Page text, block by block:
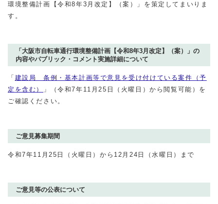
環境整備計画【令和8年3月改定】（案）」を策定してまいりま
す。
「大阪市自転車通行環境整備計画【令和8年3月改定】（案）」の
内容やパブリック・コメント実施詳細について
「 建設局 条例・基本計画等で意見を受け付けている案件（予
定を含む）
」（令和7年11月25日（火曜日）から閲覧可能）を
ご確認ください。
ご意見募集期間
令和7年11月25日（火曜日）から12月24日（水曜日）まで
ご意見等の公表について